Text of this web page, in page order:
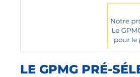
LE GPMG PRÉ-